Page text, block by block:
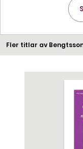
Fler titlar av